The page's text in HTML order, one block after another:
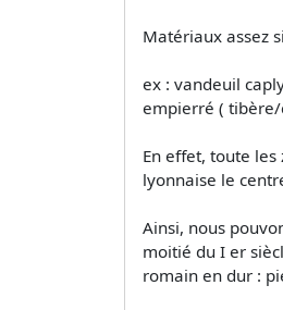
Matériaux assez
ex : vandeuil
empierré ( tibère/
En effet, toute
lyonnaise le
Ainsi, nous
moitié du I er
romain en dur :